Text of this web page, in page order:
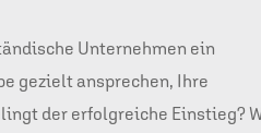
Unternehmen ein
gezielt ansprechen, Ihre
der erfolgreiche Einstieg?